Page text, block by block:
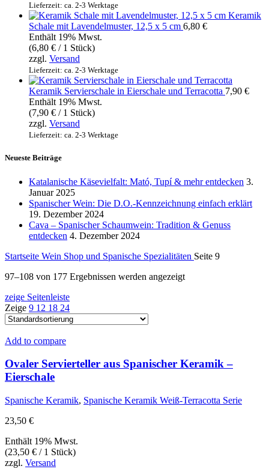
Lieferzeit: ca. 2-3 Werktage
Keramik
Schale mit Lavendelmuster, 12,5 x 5 cm 6,80 €
Enthält 19% Mwst.
(6,80 € / 1 Stück)
zzgl. Versand
Lieferzeit: ca. 2-3 Werktage
Keramik Servierschale in Eierschale und Terracotta 7,90 €
Enthält 19% Mwst.
(7,90 € / 1 Stück)
zzgl. Versand
Lieferzeit: ca. 2-3 Werktage
Neueste Beiträge
Katalanische Käsevielfalt: Mató, Tupí & mehr entdecken 3.
Januar 2025
Spanischer Wein: Die D.O.-Kennzeichnung einfach erklärt
19. Dezember 2024
Cava – Spanischer Schaumwein: Tradition & Genuss
entdecken 4. Dezember 2024
Startseite Wein Shop und Spanische Spezialitäten Seite 9
97–108 von 177 Ergebnissen werden angezeigt
zeige Seitenleiste
Zeige 9 12 18 24
Add to compare
Ovaler Servierteller aus Spanischer Keramik –
Eierschale
Spanische Keramik, Spanische Keramik Weiß-Terracotta Serie
23,50 €
Enthält 19% Mwst.
(23,50 € / 1 Stück)
zzgl. Versand